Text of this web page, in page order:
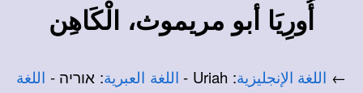
أُورِيَا أبو مريموث، الْكَاهِن
← اللغة الإنجليزية: Uriah - اللغة العبرية: אוריה -
اللغة